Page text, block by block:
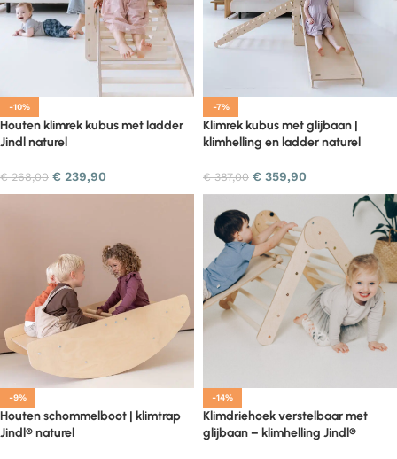
-10%
Houten klimrek kubus met ladder
Jindl naturel
€268,00 € 239,90
-7%
Klimrek kubus met glijbaan |
klimhelling en ladder naturel
€387,00 € 359,90
-9%
Houten schommelboot | klimtrap
Jindl® naturel
-14%
Klimdriehoek verstelbaar met
glijbaan – klimhelling Jindl®